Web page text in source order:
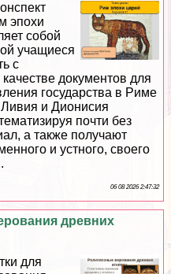
эпохи
собой
учащиеся
с
документов для
государства в Риме
и Дионисия
почти без
а также получают
и устного, своего
06 08 2026 2:47:32
древних
для